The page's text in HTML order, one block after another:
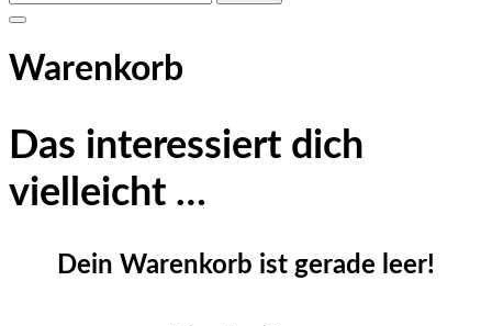
Warenkorb
Das interessiert dich
vielleicht …
Dein Warenkorb ist gerade leer!